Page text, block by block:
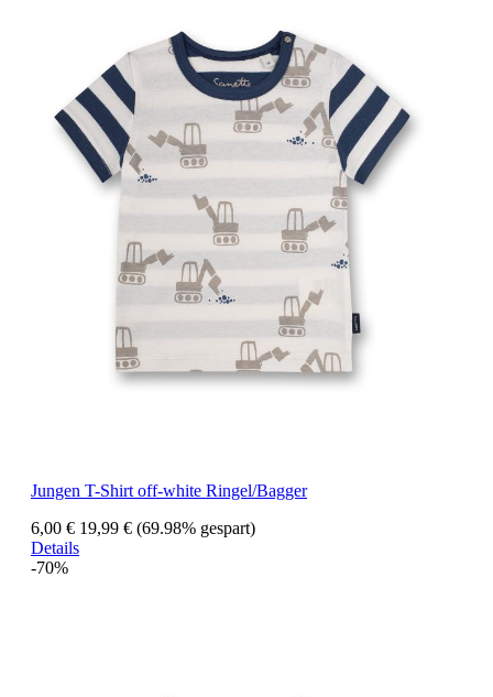
Jungen T-Shirt off-white Ringel/Bagger
6,00 € 19,99 € (69.98% gespart)
Details
-70%